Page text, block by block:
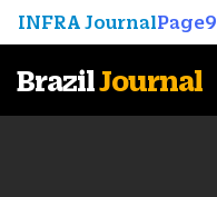
INFRA JournalPage9
BrazilJournal